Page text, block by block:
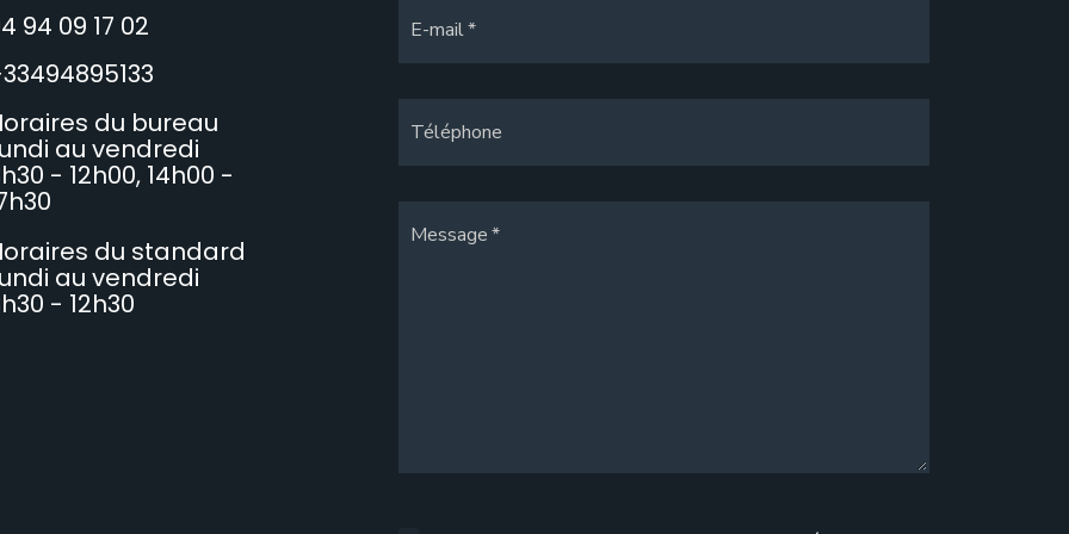
94 09 17 02
du bureau
au vendredi
- 12h00, 14h00 -
du standard
au vendredi
- 12h30
E-mail
Téléphone
Message